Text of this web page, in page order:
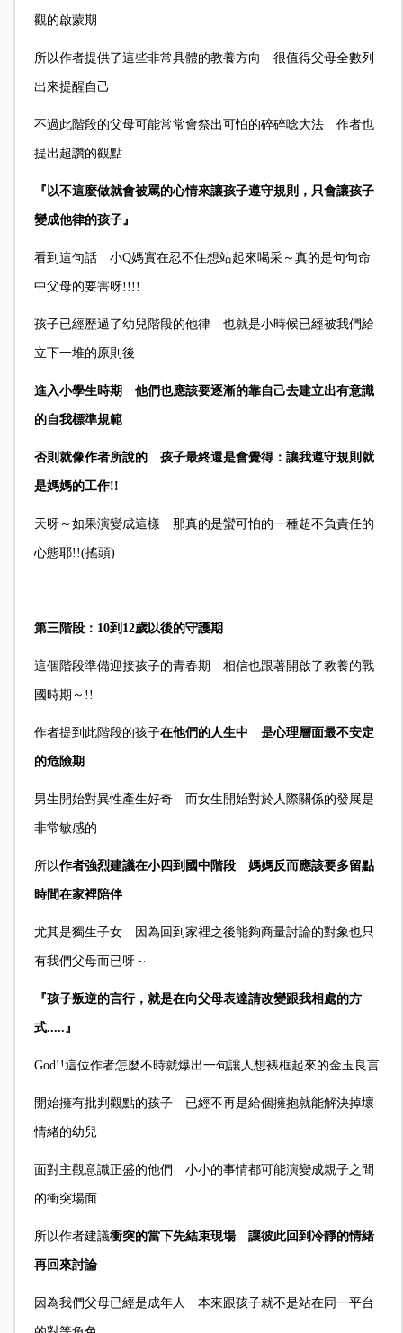
觀的啟蒙期
所以作者提供了這些非常具體的教養方向 很值得父母全數列
出來提醒自己
不過此階段的父母可能常常會祭出可怕的碎碎唸大法 作者也
提出超讚的觀點
『以不這麼做就會被罵的心情來讓孩子遵守規則，只會讓孩子
變成他律的孩子』
看到這句話 小Q媽實在忍不住想站起來喝采～真的是句句命
中父母的要害呀!!!!
孩子已經歷過了幼兒階段的他律 也就是小時候已經被我們給
立下一堆的原則後
進入小學生時期 他們也應該要逐漸的靠自己去建立出有意識
的自我標準規範
否則就像作者所說的 孩子最終還是會覺得：讓我遵守規則就
是媽媽的工作!!
天呀～如果演變成這樣 那真的是蠻可怕的一種超不負責任的
心態耶!!(搖頭)
第三階段：10到12歲以後的守護期
這個階段準備迎接孩子的青春期 相信也跟著開啟了教養的戰
國時期～!!
作者提到此階段的孩子在他們的人生中 是心理層面最不安定
的危險期
男生開始對異性產生好奇 而女生開始對於人際關係的發展是
非常敏感的
所以作者強烈建議在小四到國中階段 媽媽反而應該要多留點
時間在家裡陪伴
尤其是獨生子女 因為回到家裡之後能夠商量討論的對象也只
有我們父母而已呀～
『孩子叛逆的言行，就是在向父母表達請改變跟我相處的方
式.....』
God!!這位作者怎麼不時就爆出一句讓人想裱框起來的金玉良言
開始擁有批判觀點的孩子 已經不再是給個擁抱就能解決掉壞
情緒的幼兒
面對主觀意識正盛的他們 小小的事情都可能演變成親子之間
的衝突場面
所以作者建議衝突的當下先結束現場 讓彼此回到冷靜的情緒
再回來討論
因為我們父母已經是成年人 本來跟孩子就不是站在同一平台